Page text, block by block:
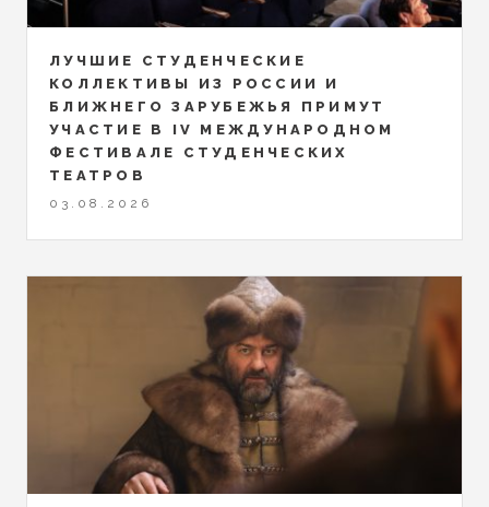
ЛУЧШИЕ СТУДЕНЧЕСКИЕ
КОЛЛЕКТИВЫ ИЗ РОССИИ И
БЛИЖНЕГО ЗАРУБЕЖЬЯ ПРИМУТ
УЧАСТИЕ В IV МЕЖДУНАРОДНОМ
ФЕСТИВАЛЕ СТУДЕНЧЕСКИХ
ТЕАТРОВ
03.08.2026